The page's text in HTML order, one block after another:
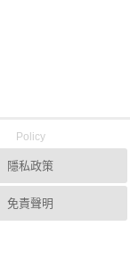
Policy
隱私政策
免責聲明